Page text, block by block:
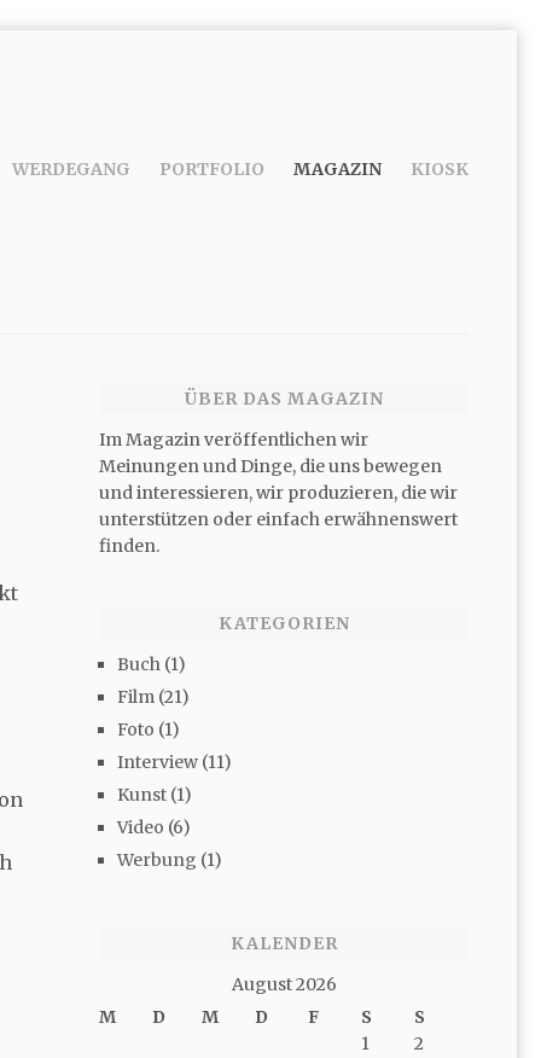
WERDEGANG PORTFOLIO MAGAZIN KIOSK
ÜBER DAS MAGAZIN
Im Magazin veröffentlichen wir
Meinungen und Dinge, die uns bewegen
und interessieren, wir produzieren, die wir
unterstützen oder einfach erwähnenswert
finden.
KATEGORIEN
Buch (1)
Film (21)
Foto (1)
Interview (11)
Kunst (1)
Video (6)
Werbung (1)
KALENDER
August 2026
M
D M D F S S
1
2